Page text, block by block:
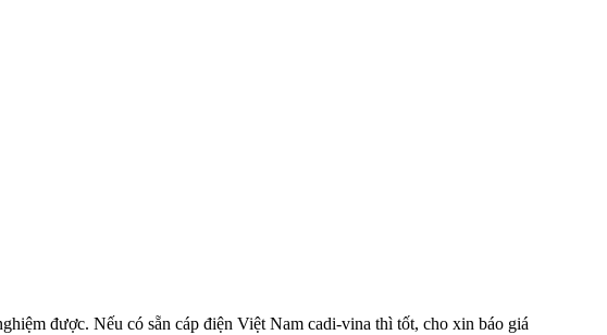
được. Nếu có sẵn cáp điện Việt Nam cadi-vina thì tốt, cho xin báo giá